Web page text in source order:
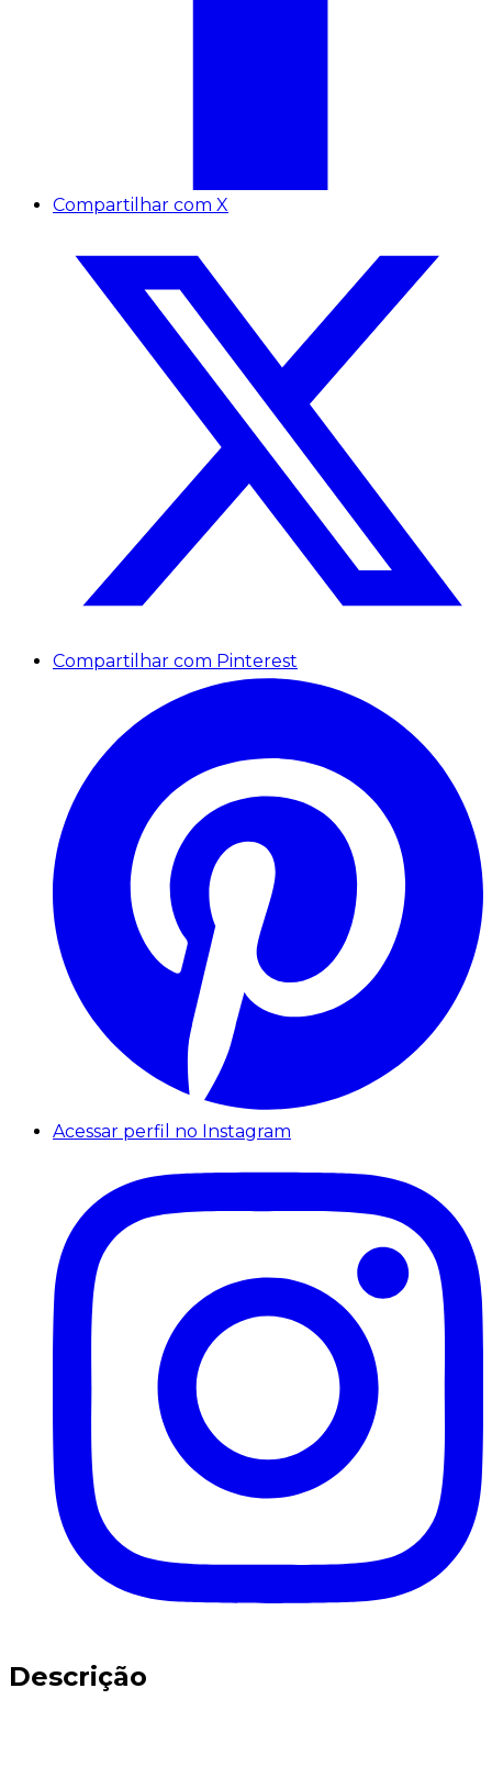
Compartilhar com X
Compartilhar com Pinterest
Acessar perfil no Instagram
Descrição